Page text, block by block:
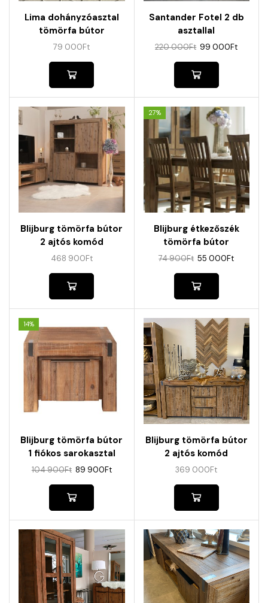
Lima dohányzóasztal
tömörfa bútor
79 000Ft
Santander Fotel 2 db
asztallal
220 000Ft 99 000Ft
Blijburg tömörfa bútor
2 ajtós komód
468 900Ft
27%
Blijburg étkezőszék
tömörfa bútor
74 900Ft 55 000Ft
14%
Blijburg tömörfa bútor
1 fiókos sarokasztal
104 900Ft 89 900Ft
Blijburg tömörfa bútor
2 ajtós komód
369 000Ft